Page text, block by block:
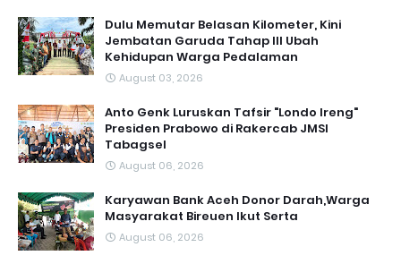
Dulu Memutar Belasan Kilometer, Kini
Jembatan Garuda Tahap III Ubah
Kehidupan Warga Pedalaman ‎
August 03, 2026
Anto Genk Luruskan Tafsir "Londo Ireng"
Presiden Prabowo di Rakercab JMSI
Tabagsel
August 06, 2026
Karyawan Bank Aceh Donor Darah,Warga
Masyarakat Bireuen Ikut Serta
August 06, 2026